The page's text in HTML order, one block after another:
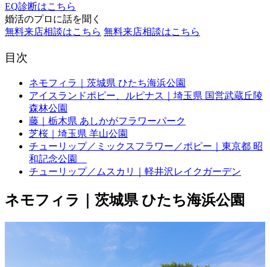
EQ診断はこちら
婚活のプロに話を聞く
無料来店相談はこちら 無料来店相談はこちら
目次
ネモフィラ｜茨城県 ひたち海浜公園
アイスランドポピー、ルピナス｜埼玉県 国営武蔵丘陵
森林公園
藤｜栃木県 あしかがフラワーパーク
芝桜｜埼玉県 羊山公園
チューリップ／ミックスフラワー／ポピー｜東京都 昭
和記念公園
チューリップ／ムスカリ｜軽井沢レイクガーデン
ネモフィラ｜茨城県 ひたち海浜公園